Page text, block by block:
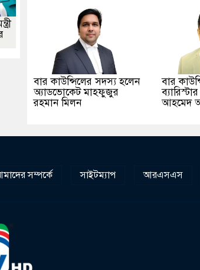
বার কাউন্সিলের সদস্য হলেন
অ্যাডভোকেট মাহফুজুর
রহমান মিলন
বার
আহমেদ
সম্পর্কে সাইটম্যাপ আরএসএস